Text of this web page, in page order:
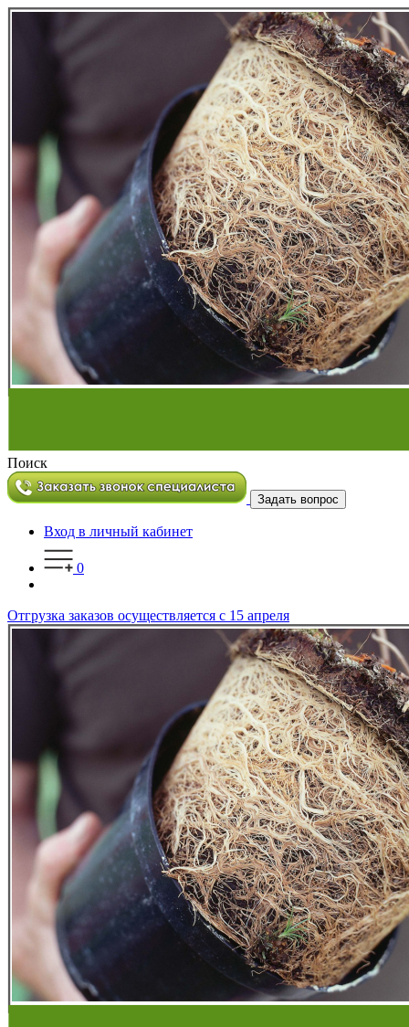
Поиск
Задать вопрос
Вход в личный кабинет
0
Отгрузка заказов осуществляется с 15 апреля